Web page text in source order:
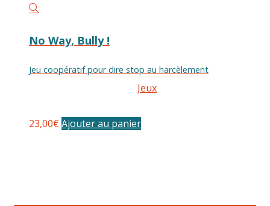
No Way, Bully !
Jeu coopératif pour dire stop au harcèlement
Jeux
23,00€ Ajouter au panier